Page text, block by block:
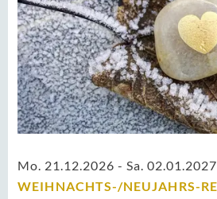
Mo. 21.12.2026 - Sa. 02.01.2027
WEIHNACHTS-/NEUJAHRS-